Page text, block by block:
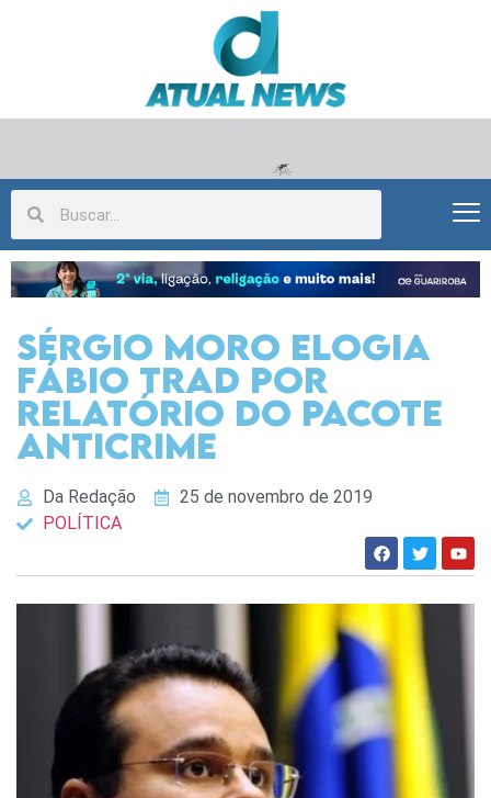
Sérgio Moro elogia
Fábio Trad por
relatório do Pacote
Anticrime
Da Redação
25 de novembro de 2019
POLÍTICA